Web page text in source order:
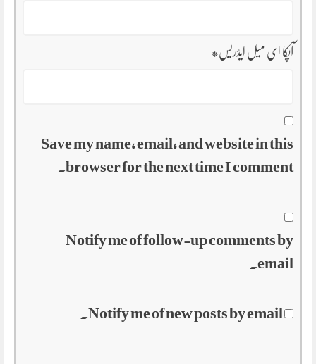
آپکا ای میل ایڈریس*
Save my name, email, and website in this
browser for the next time I comment.
Notify me of follow-up comments by
email.
Notify me of new posts by email.